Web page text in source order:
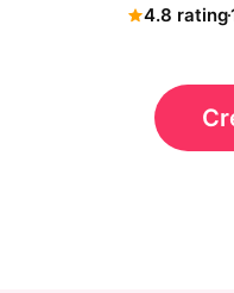
4.8 rating